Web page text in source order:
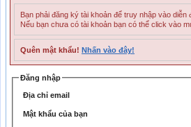
Bạn phải đăng ký tài khoản để truy nhập vào diễn
Nếu bạn chưa có tài khoản bạn có thể click vào
Quên mật khẩu! Nhấn vào đây!
Đăng nhập
Địa chỉ email
Mật khẩu của bạn